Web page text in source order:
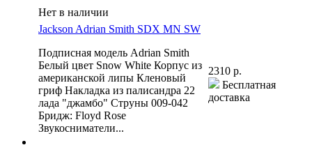
Нет в наличии
Jackson Adrian Smith SDX MN SW
Подписная модель Adrian Smith
Белый цвет Snow White Корпус из
американской липы Кленовый
гриф Накладка из палисандра 22
лада "джамбо" Струны 009-042
Бридж: Floyd Rose
Звукосниматели...
2310 р.
Бесплатная
доставка